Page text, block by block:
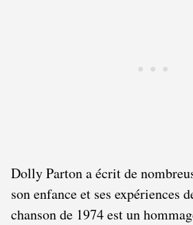
Dolly Parton a écrit de
son enfance et ses expériences
chanson de 1974 est un